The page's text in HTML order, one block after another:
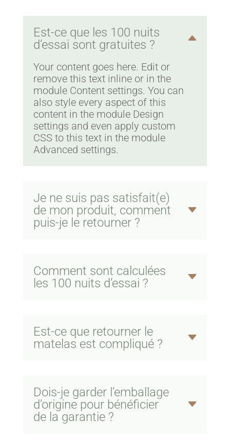
Est-ce que les 100 nuits
d’essai sont gratuites ?
Your content goes here. Edit or
remove this text inline or in the
module Content settings. You can
also style every aspect of this
content in the module Design
settings and even apply custom
CSS to this text in the module
Advanced settings.
Je ne suis pas satisfait(e)
de mon produit, comment
puis-je le retourner ?
Comment sont calculées
les 100 nuits d’essai ?
Est-ce que retourner le
matelas est compliqué ?
Dois-je garder l’emballage
d’origine pour bénéficier
de la garantie ?